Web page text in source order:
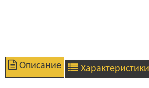
Описание Характеристики